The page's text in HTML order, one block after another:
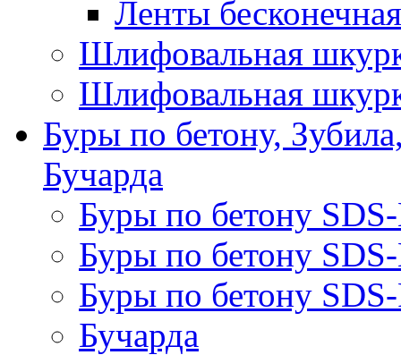
Ленты
Шлифовальная
Шлифовальная
Буры по бетону,
Бучарда
Буры по бетону
Буры по бетону
Буры по бетону
Бучарда